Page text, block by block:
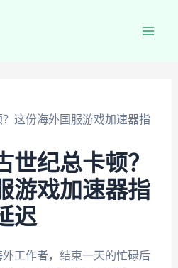
这份海外国服游戏加速器指
世纪总卡顿？
游戏加速器指
迟
工作者，结束一天的忙碌后